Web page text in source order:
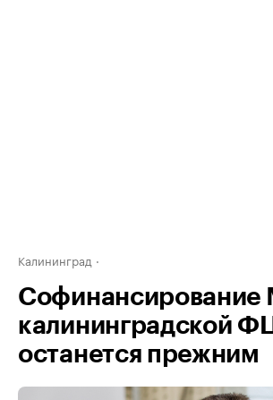
Калининград
Софинансирование
калининградской
останется прежним